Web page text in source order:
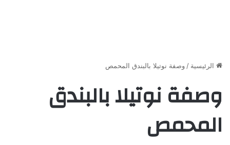
الرئيسية / وصفة نوتيلا بالبندق المحمص
وصفة نوتيلا بالبندق
المحمص